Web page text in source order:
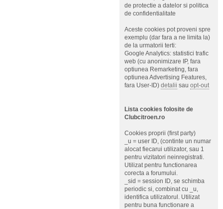
de protectie a datelor si politica
de confidentialitate
Aceste cookies pot proveni spre
exemplu (dar fara a ne limita la)
de la urmatorii terti:
Google Analytics: statistici trafic
web (cu anonimizare IP, fara
optiunea Remarketing, fara
optiunea Advertising Features,
fara User-ID) detalii sau opt-out
Lista cookies folosite de
Clubcitroen.ro
Cookies proprii (first party)
_u = user ID, (continte un numar
alocat fiecarui utilizator, sau 1
pentru vizitatori neinregistrati.
Utilizat pentru functionarea
corecta a forumului.
_sid = session ID, se schimba
periodic si, combinat cu _u,
identifica utilizatorul. Utilizat
pentru buna functionare a